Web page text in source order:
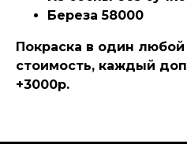
Береза 58000
Покраска в один
стоимость, каждый
+3000р.